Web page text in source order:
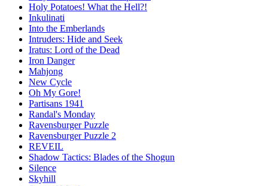
Holy Potatoes! What the Hell?!
Inkulinati
Into the Emberlands
Intruders: Hide and Seek
Iratus: Lord of the Dead
Iron Danger
Mahjong
New Cycle
Oh My Gore!
Partisans 1941
Randal's Monday
Ravensburger Puzzle
Ravensburger Puzzle 2
REVEIL
Shadow Tactics: Blades of the Shogun
Silence
Skyhill